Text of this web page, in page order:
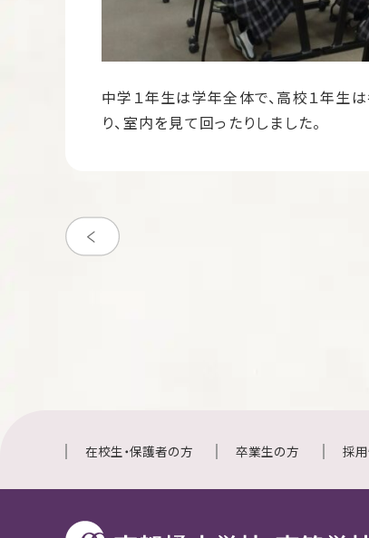
中学１年生は学年全体で、高校１年生
り、室内を見て回ったりしました。
在校生・保護者の方 卒業生の方 採